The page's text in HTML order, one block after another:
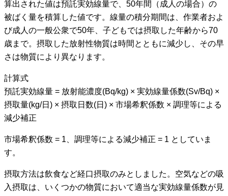
算出された値は預託実効線量で、50年間（成人の場合）の
被ばく量を積算した値です。線量の積分期間は、作業者およ
び成人の一般公衆で50年、子どもでは摂取した年齢から70
歳まで。摂取した放射性物質は時間とともに減少し、その早
さは物質により異なります。
計算式
預託実効線量 = 放射能濃度(Bq/kg) × 実効線量係数(Sv/Bq) ×
摂取量(kg/日) × 摂取日数(日) × 市場希釈係数 × 調理等による
減少補正
市場希釈係数 = 1、調理等による減少補正 = 1 としていま
す。
摂取方法は飲食など経口摂取のみとしました。空気などの吸
入摂取は、いくつかの物質において適当な実効線量係数が見